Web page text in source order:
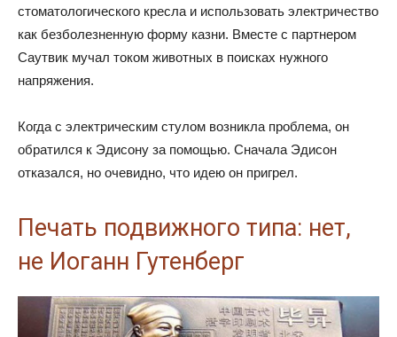
стоматологического кресла и использовать электричество
как безболезненную форму казни. Вместе с партнером
Саутвик мучал током животных в поисках нужного
напряжения.
Когда с электрическим стулом возникла проблема, он
обратился к Эдисону за помощью. Сначала Эдисон
отказался, но очевидно, что идею он пригрел.
Печать подвижного типа: нет,
не Иоганн Гутенберг